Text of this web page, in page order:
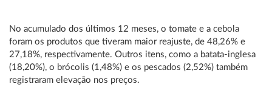
No acumulado dos últimos 12 meses, o tomate e a cebola
foram os produtos que tiveram maior reajuste, de 48,26% e
27,18%, respectivamente. Outros itens, como a batata-inglesa
(18,20%), o brócolis (1,48%) e os pescados (2,52%) também
registraram elevação nos preços.